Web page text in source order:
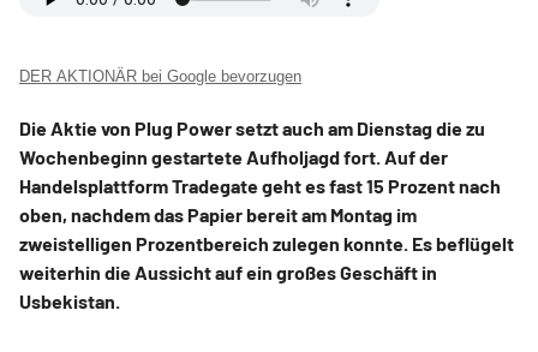
DER AKTIONÄR bei Google bevorzugen
Die Aktie von Plug Power setzt auch am Dienstag die zu
Wochenbeginn gestartete Aufholjagd fort. Auf der
Handelsplattform Tradegate geht es fast 15 Prozent nach
oben, nachdem das Papier bereit am Montag im
zweistelligen Prozentbereich zulegen konnte. Es beflügelt
weiterhin die Aussicht auf ein großes Geschäft in
Usbekistan.